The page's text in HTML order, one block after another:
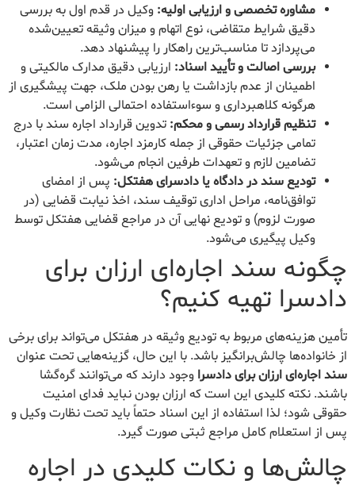
مشاوره تخصصی و ارزیابی اولیه: وکیل در قدم اول به بررسی
دقیق شرایط متقاضی، نوع اتهام و میزان وثیقه تعیین‌شده
می‌پردازد تا مناسب‌ترین راهکار را پیشنهاد دهد.
بررسی اصالت و تأیید اسناد: ارزیابی دقیق مدارک مالکیتی و
اطمینان از عدم بازداشت یا رهن بودن ملک، جهت پیشگیری از
هرگونه کلاهبرداری و سوءاستفاده احتمالی الزامی است.
تنظیم قرارداد رسمی و محکم: تدوین قرارداد اجاره سند با درج
تمامی جزئیات حقوقی از جمله کارمزد اجاره، مدت زمان اعتبار،
تضامین لازم و تعهدات طرفین انجام می‌شود.
تودیع سند در دادگاه یا دادسرای هفتکل: پس از امضای
توافق‌نامه، مراحل اداری توقیف سند، اخذ نیابت قضایی (در
صورت لزوم) و تودیع نهایی آن در مراجع قضایی هفتکل توسط
وکیل پیگیری می‌شود.
چگونه سند اجاره‌ای ارزان برای
دادسرا تهیه کنیم؟
تأمین هزینه‌های مربوط به تودیع وثیقه در هفتکل می‌تواند برای برخی
از خانواده‌ها چالش‌برانگیز باشد. با این حال، گزینه‌هایی تحت عنوان
سند اجاره‌ای ارزان برای دادسرا وجود دارند که می‌توانند گره‌گشا
باشند. نکته کلیدی این است که ارزان بودن نباید فدای امنیت
حقوقی شود؛ لذا استفاده از این اسناد حتماً باید تحت نظارت وکیل و
پس از استعلام کامل مراجع ثبتی صورت گیرد.
چالش‌ها و نکات کلیدی در اجاره